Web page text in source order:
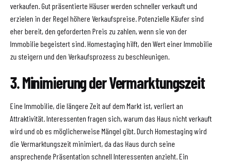
verkaufen. Gut präsentierte Häuser werden schneller verkauft und
erzielen in der Regel höhere Verkaufspreise. Potenzielle Käufer sind
eher bereit, den geforderten Preis zu zahlen, wenn sie von der
Immobilie begeistert sind. Homestaging hilft, den Wert einer Immobilie
zu steigern und den Verkaufsprozess zu beschleunigen.
3. Minimierung der Vermarktungszeit
Eine Immobilie, die längere Zeit auf dem Markt ist, verliert an
Attraktivität. Interessenten fragen sich, warum das Haus nicht verkauft
wird und ob es möglicherweise Mängel gibt. Durch Homestaging wird
die Vermarktungszeit minimiert, da das Haus durch seine
ansprechende Präsentation schnell Interessenten anzieht. Ein